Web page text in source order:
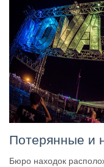
Потерянные и
Бюро находок